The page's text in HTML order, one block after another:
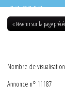
07-2017
« Revenir sur la page
Nombre de
Annonce n° 11187